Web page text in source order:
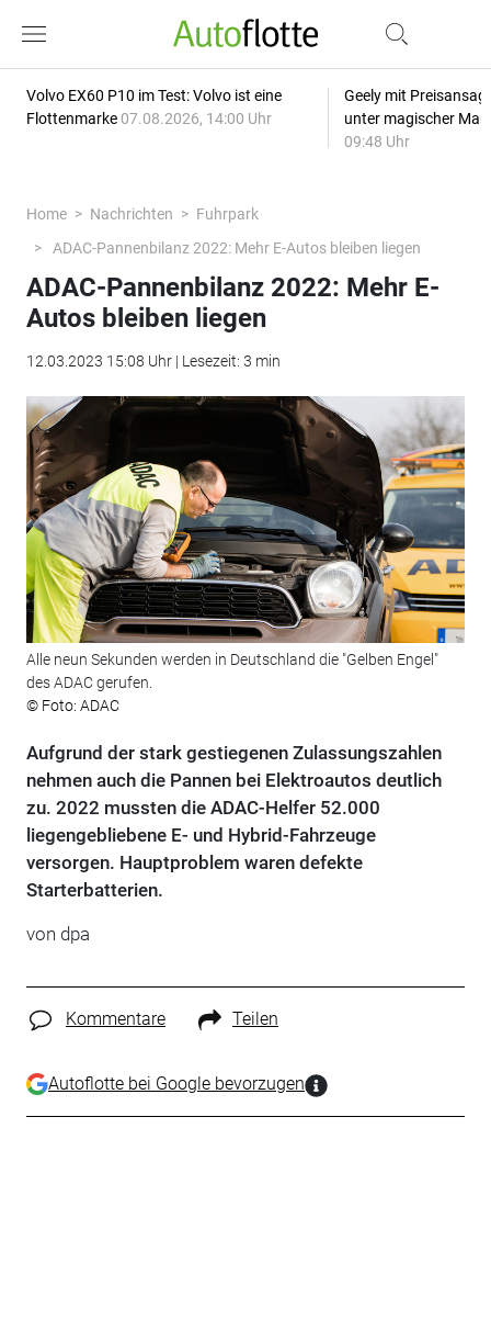
Volvo EX60 P10 im Test: Volvo ist eine
Flottenmarke 07.08.2026, 14:00 Uhr
Geely mit
unter magischer
09:48 Uhr
Home Nachrichten
Fuhrpark
ADAC-Pannenbilanz 2022: Mehr E-Autos bleiben liegen
ADAC-Pannenbilanz 2022: Mehr E-
Autos bleiben liegen
12.03.2023 15:08 Uhr | Lesezeit: 3 min
Alle neun Sekunden werden in Deutschland die "Gelben Engel"
des ADAC gerufen.
© Foto: ADAC
Aufgrund der stark gestiegenen Zulassungszahlen
nehmen auch die Pannen bei Elektroautos deutlich
zu. 2022 mussten die ADAC-Helfer 52.000
liegengebliebene E- und Hybrid-Fahrzeuge
versorgen. Hauptproblem waren defekte
Starterbatterien.
von dpa
Kommentare Teilen
Autoflotte bei Google bevorzugen